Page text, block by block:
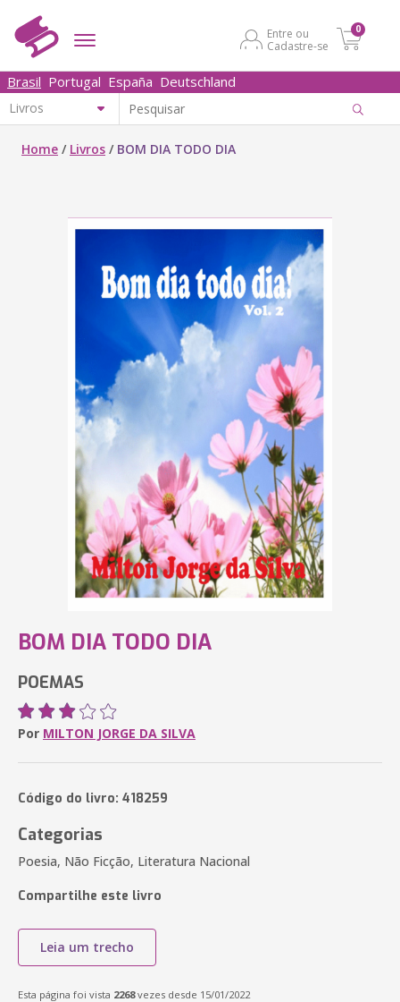
Entre ou
Cadastre-se
0
Brasil Portugal España Deutschland
Home / Livros / BOM DIA TODO DIA
BOM DIA TODO DIA
POEMAS
Por MILTON JORGE DA SILVA
Código do livro: 418259
Categorias
Poesia, Não Ficção, Literatura Nacional
Compartilhe este livro
Leia um trecho
Esta página foi vista 2268vezes desde 15/01/2022